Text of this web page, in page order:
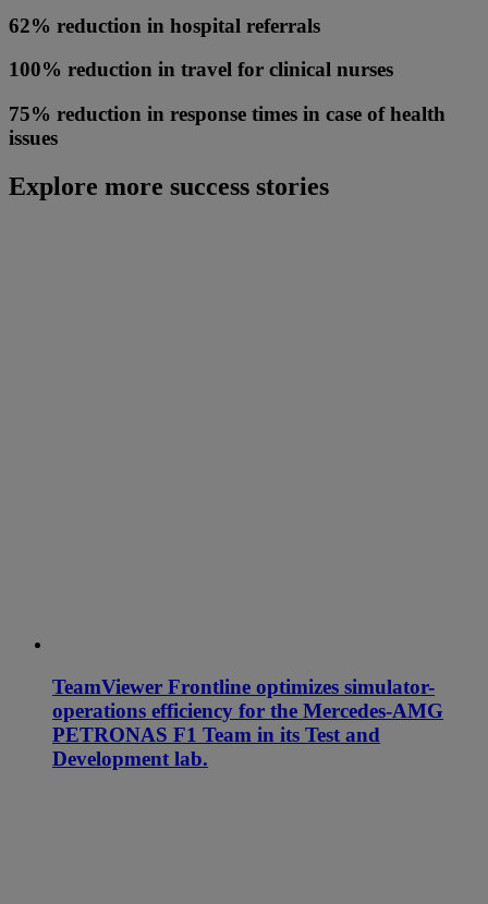
62% reduction in hospital referrals
100% reduction in travel for clinical nurses
75% reduction in response times in case of health
issues
Explore more success stories
TeamViewer Frontline optimizes simulator-
operations efficiency for the Mercedes-AMG
PETRONAS F1 Team in its Test and
Development lab.